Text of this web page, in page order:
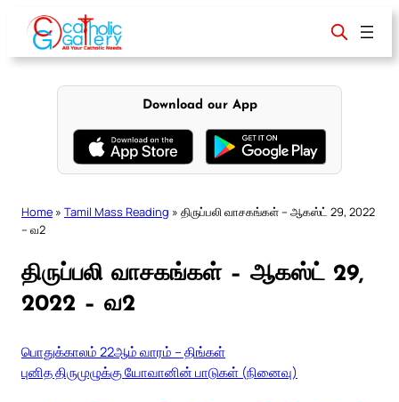
content
Download our App
Home » Tamil Mass Reading » திருப்பலி வாசகங்கள் – ஆகஸ்ட் 29, 2022
– வ2
திருப்பலி வாசகங்கள் – ஆகஸ்ட் 29,
2022 – வ2
பொதுக்காலம் 22ஆம் வாரம் – திங்கள்
புனித திருமுழுக்கு யோவானின் பாடுகள் (நினைவு)